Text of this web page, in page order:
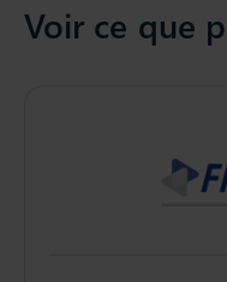
Voir ce que